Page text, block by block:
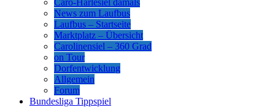
Caro-Harlesiel damals
News zum Laufbus
Laufbus – Startseite
Marktplatz – Übersicht
Carolinensiel – 360 Grad
on Tour
Dorfentwicklung
Allgemein
Forum
Bundesliga Tippspiel